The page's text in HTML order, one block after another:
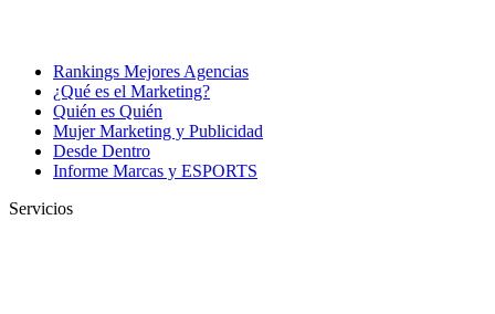
Rankings Mejores Agencias
¿Qué es el Marketing?
Quién es Quién
Mujer Marketing y Publicidad
Desde Dentro
Informe Marcas y ESPORTS
Servicios